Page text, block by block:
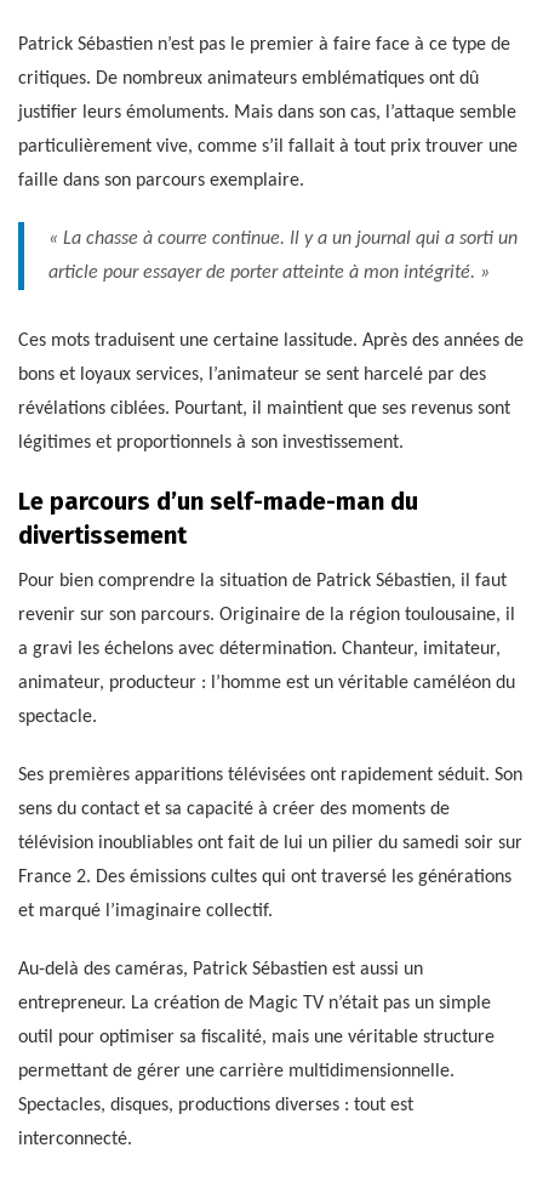
Patrick Sébastien n’est pas le premier à faire face à ce type de
critiques. De nombreux animateurs emblématiques ont dû
justifier leurs émoluments. Mais dans son cas, l’attaque semble
particulièrement vive, comme s’il fallait à tout prix trouver une
faille dans son parcours exemplaire.
« La chasse à courre continue. Il y a un journal qui a sorti un
article pour essayer de porter atteinte à mon intégrité. »
Ces mots traduisent une certaine lassitude. Après des années de
bons et loyaux services, l’animateur se sent harcelé par des
révélations ciblées. Pourtant, il maintient que ses revenus sont
légitimes et proportionnels à son investissement.
Le parcours d’un self-made-man du
divertissement
Pour bien comprendre la situation de Patrick Sébastien, il faut
revenir sur son parcours. Originaire de la région toulousaine, il
a gravi les échelons avec détermination. Chanteur, imitateur,
animateur, producteur : l’homme est un véritable caméléon du
spectacle.
Ses premières apparitions télévisées ont rapidement séduit. Son
sens du contact et sa capacité à créer des moments de
télévision inoubliables ont fait de lui un pilier du samedi soir sur
France 2. Des émissions cultes qui ont traversé les générations
et marqué l’imaginaire collectif.
Au-delà des caméras, Patrick Sébastien est aussi un
entrepreneur. La création de Magic TV n’était pas un simple
outil pour optimiser sa fiscalité, mais une véritable structure
permettant de gérer une carrière multidimensionnelle.
Spectacles, disques, productions diverses : tout est
interconnecté.